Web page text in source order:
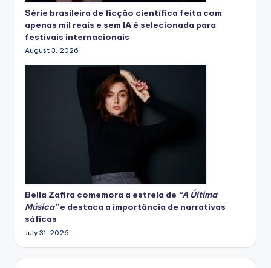
Série brasileira de ficção científica feita com
apenas mil reais e sem IA é selecionada para
festivais internacionais
August 3, 2026
Bella Zafira comemora a estreia de “A Última
Música”e destaca a importância de narrativas
sáficas
July 31, 2026